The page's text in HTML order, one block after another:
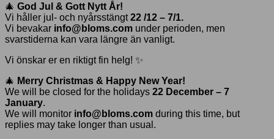
🎄 God Jul & Gott Nytt År!
Vi håller jul- och nyårsstängt22 /12 – 7/1.
Vi bevakar info@bloms.com under perioden, men
svarstiderna kan vara längre än vanligt.
Vi önskar er en riktigt fin helg! ✨
🎄 Merry Christmas & Happy New Year!
We will be closed for the holidays 22 December – 7
January.
We will monitor info@bloms.com during this time, but
replies may take longer than usual.